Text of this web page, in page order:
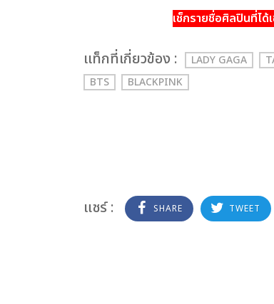
เช็กรายชื่อศิลปินที่ได้
เเท็กที่เกี่ยวข้อง : LADY GAGA
BTS
BLACKPINK
แชร์ : SHARE TWEET